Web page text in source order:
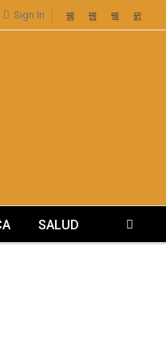
Sign In
SALUD